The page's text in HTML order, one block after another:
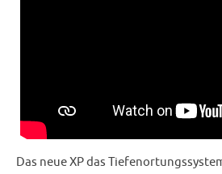
Das neue XP das